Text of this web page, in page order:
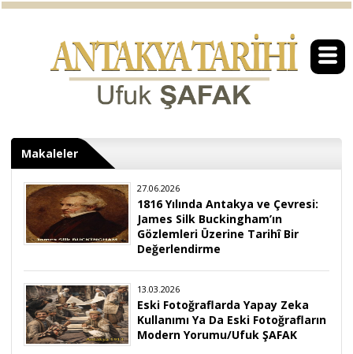
Makaleler
27.06.2026
1816 Yılında Antakya ve Çevresi:
James Silk Buckingham’ın
Gözlemleri Üzerine Tarihî Bir
Değerlendirme
13.03.2026
Eski Fotoğraflarda Yapay Zeka
Kullanımı Ya Da Eski Fotoğrafların
Modern Yorumu/Ufuk ŞAFAK